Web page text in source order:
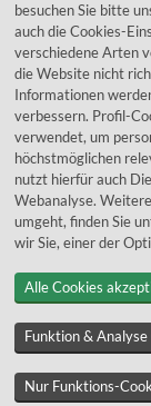
039292 -
FacebookInstagram
Exzellent - eKomi.de
besuchen Sie bitte
auch die Cookies-
verschiedene Arten
die Website nicht
Informationen
verbessern. Profil-
verwendet, um
höchstmöglichen
nutzt hierfür auch
Webanalyse.
umgeht, finden Sie
wir Sie, einer der
Alle Cookies
Funktion & Analyse
Nur Funktions-